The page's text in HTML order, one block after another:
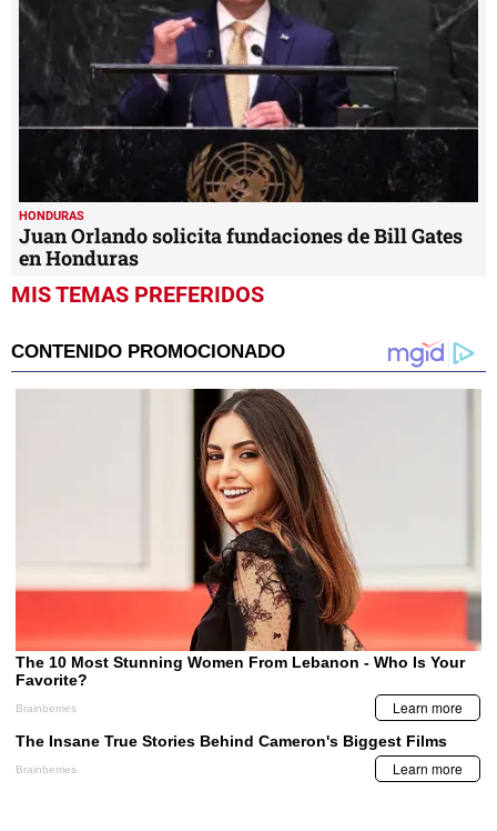
HONDURAS
Juan Orlando solicita fundaciones de Bill Gates
en Honduras
MIS TEMAS PREFERIDOS